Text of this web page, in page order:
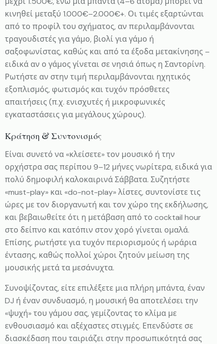
κινηθεί μεταξύ 1.000€–2.000€+. Οι τιμές εξαρτώνται
από το προφίλ του σχήματος, αν περιλαμβάνονται
τραγουδιστές για γάμο, βιολί για γάμο ή
σαξοφωνίστας, καθώς και από τα έξοδα μετακίνησης –
ειδικά αν ο γάμος γίνεται σε νησιά όπως η Σαντορίνη.
Ρωτήστε αν στην τιμή περιλαμβάνονται ηχητικός
εξοπλισμός, φωτισμός και τυχόν πρόσθετες
απαιτήσεις (π.χ. ενισχυτές ή μικροφωνικές
εγκαταστάσεις για μεγάλους χώρους).
Κράτηση & Συντονισμός
Είναι συνετό να «κλείσετε» τον μουσικό ή την
ορχήστρα σας περίπου 9–12 μήνες νωρίτερα, ειδικά για
πολύ δημοφιλή καλοκαιρινά Σάββατα. Συζητήστε
«must-play» και «do-not-play» λίστες, συντονίστε τις
ώρες με τον διοργανωτή και τον χώρο της εκδήλωσης,
και βεβαιωθείτε ότι η μετάβαση από το cocktail hour
στο δείπνο και κατόπιν στον χορό γίνεται ομαλά.
Επίσης, ρωτήστε για τυχόν περιορισμούς ή ωράρια
έντασης, καθώς πολλοί χώροι ζητούν μείωση της
μουσικής μετά τα μεσάνυχτα.
Συνοψίζοντας, είτε επιλέξετε μια πλήρη μπάντα, έναν
DJ ή έναν συνδυασμό, η μουσική θα αποτελέσει την
«ψυχή» του γάμου σας, γεμίζοντας το κλίμα με
ενθουσιασμό και αξέχαστες στιγμές. Επενδύστε σε
διασκέδαση που ταιριάζει στην προσωπικότητά σας